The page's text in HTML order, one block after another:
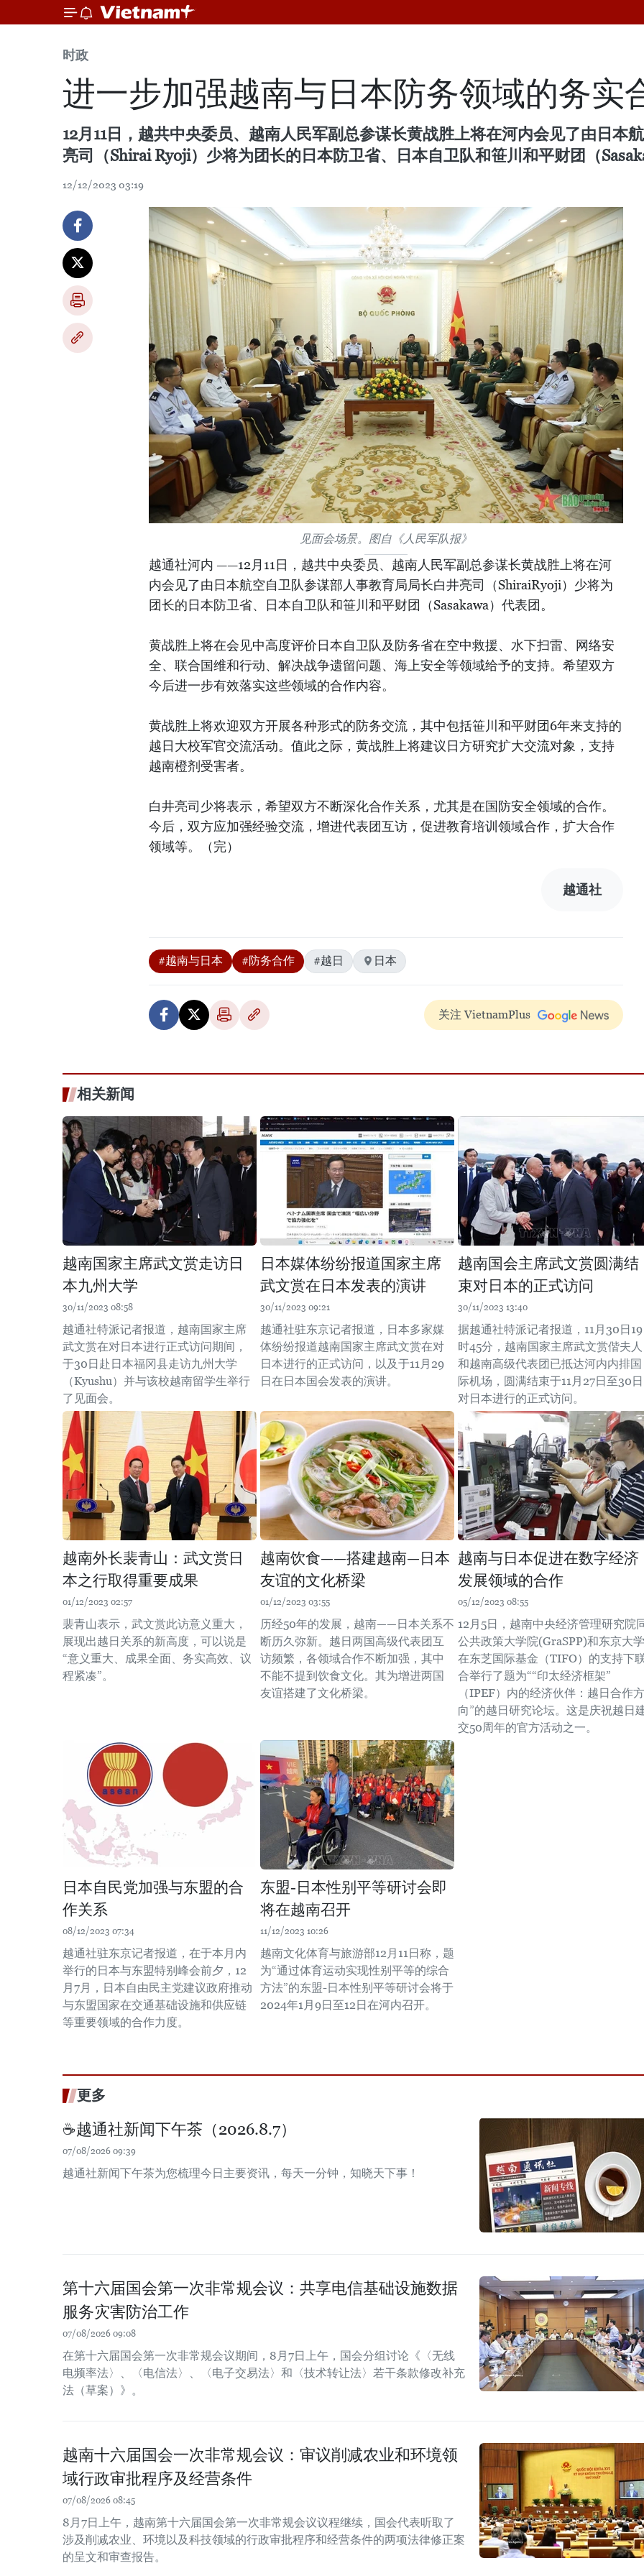
时政
进一步加强越南与日本防务领域的务实
12月11日，越共中央委员、越南人民军副总参谋长黄战胜上将在河内会见了由日本
亮司（Shirai Ryoji）少将为团长的日本防卫省、日本自卫队和笹川和平财团（
12/12/2023 03:19
见面会场景。图自《人民军队报》
越通社河内 ——12月11日，越共中央委员、越南人民军副总参谋长黄战胜上将在河
内会见了由日本航空自卫队参谋部人事教育局局长白井亮司（ShiraiRyoji）少将为
团长的日本防卫省、日本自卫队和笹川和平财团（Sasakawa）代表团。
黄战胜上将在会见中高度评价日本自卫队及防务省在空中救援、水下扫雷、网络安
全、联合国维和行动、解决战争遗留问题、海上安全等领域给予的支持。希望双方
今后进一步有效落实这些领域的合作内容。
黄战胜上将欢迎双方开展各种形式的防务交流，其中包括笹川和平财团6年来支持的
越日大校军官交流活动。值此之际，黄战胜上将建议日方研究扩大交流对象，支持
越南橙剂受害者。
白井亮司少将表示，希望双方不断深化合作关系，尤其是在国防安全领域的合作。
今后，双方应加强经验交流，增进代表团互访，促进教育培训领域合作，扩大合作
领域等。（完）
越通社
#越南与日本 #防务合作 #越日 日本
关注 VietnamPlus
相关新闻
越南国家主席武文赏走访日
本九州大学
30/11/2023 08:58
越通社特派记者报道，越南国家主席
武文赏在对日本进行正式访问期间，
于30日赴日本福冈县走访九州大学
（Kyushu）并与该校越南留学生举行
了见面会。
日本媒体纷纷报道国家主席
武文赏在日本发表的演讲
30/11/2023 09:21
越通社驻东京记者报道，日本多家媒
体纷纷报道越南国家主席武文赏在对
日本进行的正式访问，以及于11月29
日在日本国会发表的演讲。
越南国会主席武文赏圆满结
束对日本的正式访问
30/11/2023 13:40
据越通社特派记者报道，11月30日19
时45分，越南国家主席武文赏偕夫人
和越南高级代表团已抵达河内内排国
际机场，圆满结束于11月27日至30日
对日本进行的正式访问。
越南外长裴青山：武文赏日
本之行取得重要成果
01/12/2023 02:57
裴青山表示，武文赏此访意义重大，
展现出越日关系的新高度，可以说是
“意义重大、成果全面、务实高效、议
程紧凑”。
越南饮食——搭建越南—日本
友谊的文化桥梁
01/12/2023 03:55
历经50年的发展，越南——日本关系不
断历久弥新。越日两国高级代表团互
访频繁，各领域合作不断加强，其中
不能不提到饮食文化。其为增进两国
友谊搭建了文化桥梁。
越南与日本促进在数字经济
发展领域的合作
05/12/2023 08:55
12月5日，越南中央经济管理研究院
公共政策大学院(GraSPP)和东京大学
在东芝国际基金（TIFO）的支持下
合举行了题为““印太经济框架”
（IPEF）内的经济伙伴：越日合作方
向”的越日研究论坛。这是庆祝越日
交50周年的官方活动之一。
日本自民党加强与东盟的合
作关系
08/12/2023 07:34
越通社驻东京记者报道，在于本月内
举行的日本与东盟特别峰会前夕，12
月7月，日本自由民主党建议政府推动
与东盟国家在交通基础设施和供应链
等重要领域的合作力度。
东盟-日本性别平等研讨会即
将在越南召开
11/12/2023 10:26
越南文化体育与旅游部12月11日称，题
为“通过体育运动实现性别平等的综合
方法”的东盟-日本性别平等研讨会将于
2024年1月9日至12日在河内召开。
更多
☕️越通社新闻下午茶（2026.8.7）
07/08/2026 09:39
越通社新闻下午茶为您梳理今日主要资讯，每天一分钟，知晓天下事！
第十六届国会第一次非常规会议：共享电信基础设施数据
服务灾害防治工作
07/08/2026 09:08
在第十六届国会第一次非常规会议期间，8月7日上午，国会分组讨论《〈无线
电频率法〉、〈电信法〉、〈电子交易法〉和〈技术转让法〉若干条款修改补充
法（草案）》。
越南十六届国会一次非常规会议：审议削减农业和环境领
域行政审批程序及经营条件
07/08/2026 08:45
8月7日上午，越南第十六届国会第一次非常规会议议程继续，国会代表听取了
涉及削减农业、环境以及科技领域的行政审批程序和经营条件的两项法律修正案
的呈文和审查报告。